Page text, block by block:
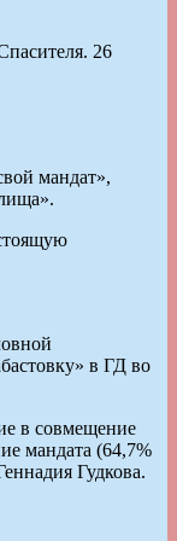
26
мандат»,
в ГД во
в совмещение
мандата (64,7%
Гудкова.